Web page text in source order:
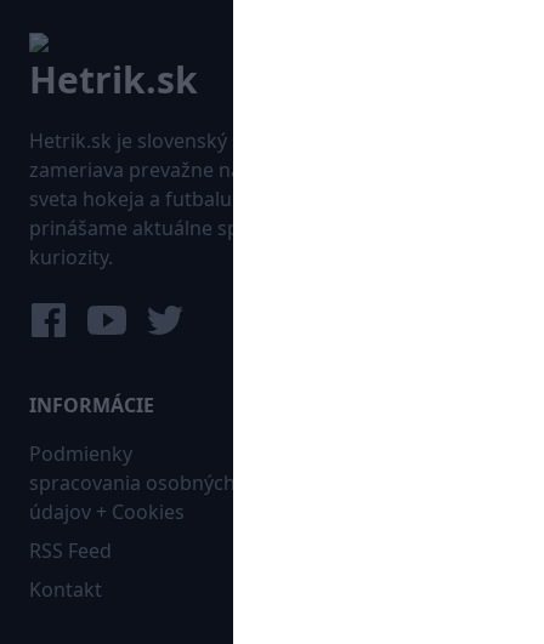
Hetrik.sk je slovenský športový portál, ktorý sa
zameriava prevažne na najnovšie informácie zo
sveta hokeja a futbalu. Pravidelne na dennej báze
prinášame aktuálne správy, góly, zaujímavosti a
kuriozity.
INFORMÁCIE
Podmienky
spracovania osobných
údajov + Cookies
RSS Feed
Kontakt